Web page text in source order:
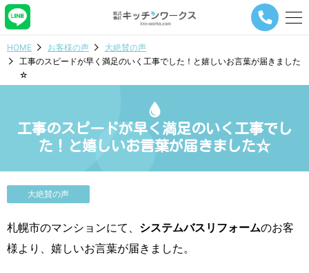
メ
ー
ビ
タ
HOME お客様の声
大絶賛の声
工事のスピードが早く満足のいく工事でした！と嬉しいお言葉が届きました
☆
工事のスピードが早く満足のいく工事でし
た！と嬉しいお言葉が届きました☆
大絶賛の声
札幌市のマンションにて、 システムバスリフォームのお客
様より、嬉しいお言葉が届きました。